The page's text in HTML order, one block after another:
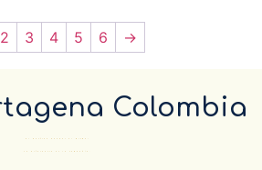
2 3 4 5 6 →
Colombia